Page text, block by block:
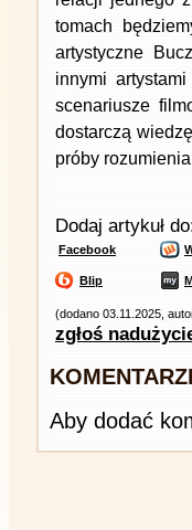
tomach
artystyczne
innymi
scenariusze
dostarczą
próby
Dodaj artykuł
Facebook
Blip
(dodano 03.11.2025,
zgłoś
Aby dodać